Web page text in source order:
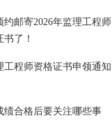
约邮寄2026年监理工程师
了！
工程师资格证书申领通知
绩合格后要关注哪些事